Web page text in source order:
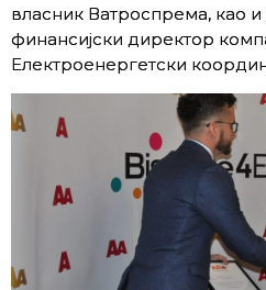
власник Ватроспрема, као
финансијски директор
Електроенергетски